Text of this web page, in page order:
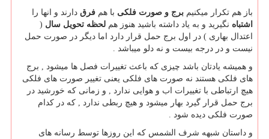
باز هم تکرار میکنیم برج و صورت فلکی با هم فرق دارند و انها را
اشتباه نگیرید و به یاد داشته باشید هنوز هم لحظه تحویل سال (
اعتدال بهاری ) در اول برج حمل قرار دارد اما دیگر در صورت حمل
نیست و در درجه بیست و نه دلو میباشد .
و همیشه یادتان باشد چیزی که باعث تغییرات فصل ها میشود , برج
های فلکی هستند نه صورت های فلکی یعنی تغییر صورت های فلکی
هیچ ارتباطی با تغییرات اب و هوایی ندارد , و زمانی که خورشید در
برج حمل قرار گیرد بهار میشود و هیچ ربطی ندارد , که در کدام
صورت فلکی دیده شود .
و داستان شبهه شرف الشمس که این روزها توسط رسانه های